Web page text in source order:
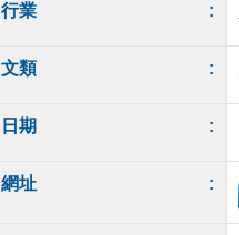
行業 :
文類 :
日期 :
網址 :